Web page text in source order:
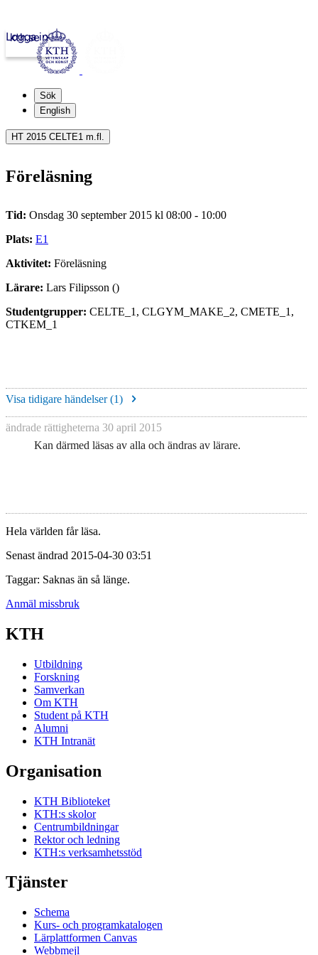
kth.se
Logga in
Sök
English
HT 2015 CELTE1 m.fl.
Föreläsning
Tid: Onsdag 30 september 2015 kl 08:00 - 10:00
Plats: E1
Aktivitet: Föreläsning
Lärare: Lars Filipsson ()
Studentgrupper: CELTE_1, CLGYM_MAKE_2, CMETE_1,
CTKEM_1
Visa tidigare händelser (1)
ändrade rättigheterna 30 april 2015
Kan därmed läsas av alla och ändras av lärare.
Hela världen får läsa.
Senast ändrad 2015-04-30 03:51
Taggar: Saknas än så länge.
Anmäl missbruk
KTH
Utbildning
Forskning
Samverkan
Om KTH
Student på KTH
Alumni
KTH Intranät
Organisation
KTH Biblioteket
KTH:s skolor
Centrumbildningar
Rektor och ledning
KTH:s verksamhetsstöd
Tjänster
Schema
Kurs- och programkatalogen
Lärplattformen Canvas
Webbmejl